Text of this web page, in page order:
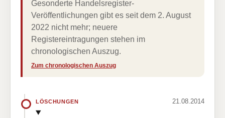
Gesonderte Handelsregister-
Veröffentlichungen gibt es seit dem 2. August
2022 nicht mehr; neuere
Registereintragungen stehen im
chronologischen Auszug.
Zum chronologischen Auszug
LÖSCHUNGEN 21.08.2014